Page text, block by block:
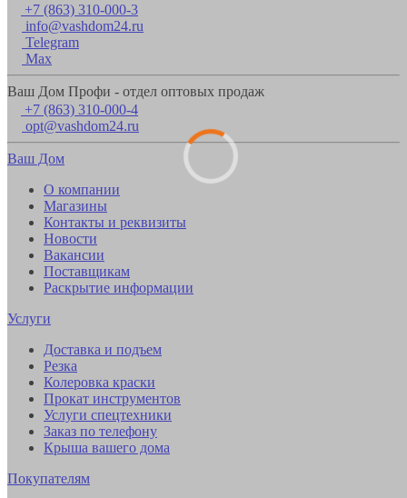
+7 (863) 310-000-3
info@vashdom24.ru
Telegram
Max
Ваш Дом Профи - отдел оптовых продаж
+7 (863) 310-000-4
opt@vashdom24.ru
Ваш Дом
О компании
Магазины
Контакты и реквизиты
Новости
Вакансии
Поставщикам
Раскрытие информации
Услуги
Доставка и подъем
Резка
Колеровка краски
Прокат инструментов
Услуги спецтехники
Заказ по телефону
Крыша вашего дома
Покупателям